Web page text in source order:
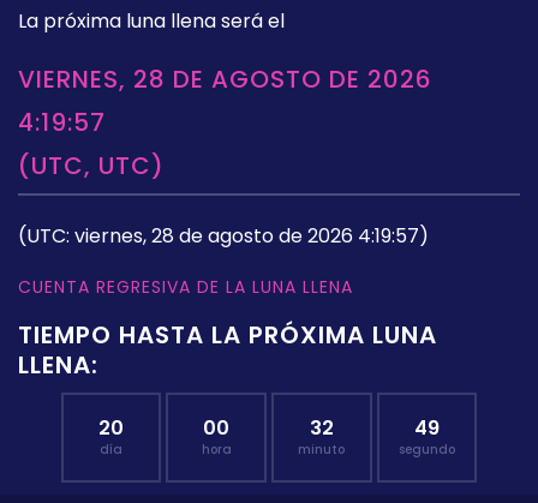
La próxima luna llena será el
VIERNES, 28 DE AGOSTO DE 2026
4:19:57
(UTC, UTC)
(UTC: viernes, 28 de agosto de 2026 4:19:57)
CUENTA REGRESIVA DE LA LUNA LLENA
TIEMPO HASTA LA PRÓXIMA LUNA
LLENA:
20
día
00
hora
32
minuto
48
segundo